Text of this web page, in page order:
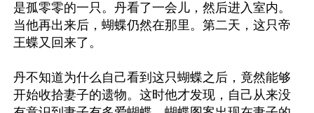
是孤零零的一只。丹看了一会儿，然后进入室内。
当他再出来后，蝴蝶仍然在那里。第二天，这只帝
王蝶又回来了。
丹不知道为什么自己看到这只蝴蝶之后，竟然能够
开始收拾妻子的遗物。这时他才发现，自己从来没